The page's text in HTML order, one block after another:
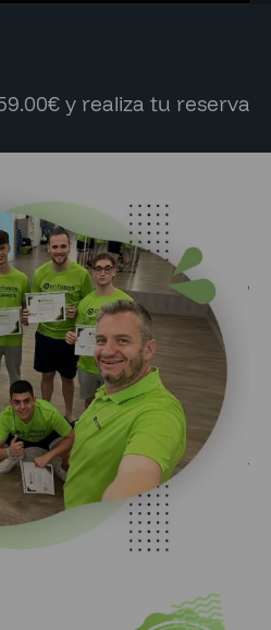
y realiza tu reserva